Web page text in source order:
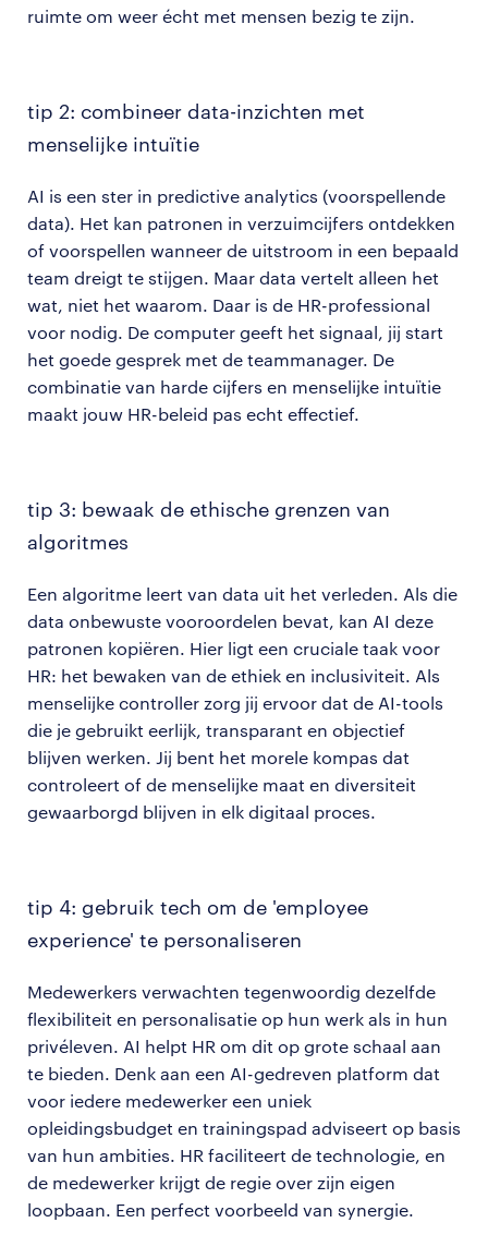
ruimte om weer écht met mensen bezig te zijn.
tip 2: combineer data-inzichten met
menselijke intuïtie
AI is een ster in predictive analytics (voorspellende
data). Het kan patronen in verzuimcijfers ontdekken
of voorspellen wanneer de uitstroom in een bepaald
team dreigt te stijgen. Maar data vertelt alleen het
wat, niet het waarom. Daar is de HR-professional
voor nodig. De computer geeft het signaal, jij start
het goede gesprek met de teammanager. De
combinatie van harde cijfers en menselijke intuïtie
maakt jouw HR-beleid pas echt effectief.
tip 3: bewaak de ethische grenzen van
algoritmes
Een algoritme leert van data uit het verleden. Als die
data onbewuste vooroordelen bevat, kan AI deze
patronen kopiëren. Hier ligt een cruciale taak voor
HR: het bewaken van de ethiek en inclusiviteit. Als
menselijke controller zorg jij ervoor dat de AI-tools
die je gebruikt eerlijk, transparant en objectief
blijven werken. Jij bent het morele kompas dat
controleert of de menselijke maat en diversiteit
gewaarborgd blijven in elk digitaal proces.
tip 4: gebruik tech om de 'employee
experience' te personaliseren
Medewerkers verwachten tegenwoordig dezelfde
flexibiliteit en personalisatie op hun werk als in hun
privéleven. AI helpt HR om dit op grote schaal aan
te bieden. Denk aan een AI-gedreven platform dat
voor iedere medewerker een uniek
opleidingsbudget en trainingspad adviseert op basis
van hun ambities. HR faciliteert de technologie, en
de medewerker krijgt de regie over zijn eigen
loopbaan. Een perfect voorbeeld van synergie.